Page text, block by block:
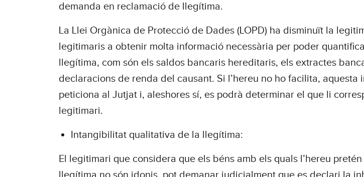
demanda en reclamació de llegítima.
La Llei Orgànica de Protecció de Dades (LOPD) ha disminuït la
legitimaris a obtenir molta informació necessària per poder
llegítima, com són els saldos bancaris hereditaris, els extractes
declaracions de renda del causant. Si l’hereu no ho facilita, aquesta
peticiona al Jutjat i, aleshores sí, es podrà determinar el que li
legitimari.
Intangibilitat qualitativa de la llegítima:
El legitimari que considera que els béns amb els quals l’hereu